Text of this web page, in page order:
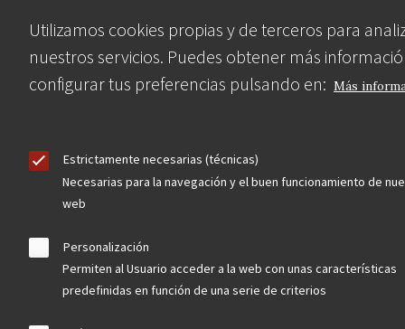
Utilizamos cookies propias y de terceros para
nuestros servicios. Puedes obtener más
configurar tus preferencias pulsando en: Más
Estrictamente necesarias (técnicas)
Necesarias para la navegación y el buen funcionamiento de
web
Personalización
Permiten al Usuario acceder a la web con unas características
predefinidas en función de una serie de criterios
buscador avanzado